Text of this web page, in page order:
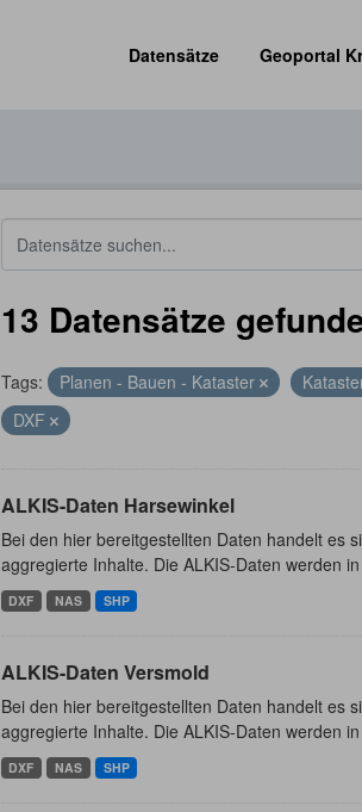
Datensätze
Geoportal
13 Datensätze
Tags: Planen - Bauen - Kataster
DXF
ALKIS-Daten Harsewinkel
Bei den hier bereitgestellten Daten handelt es
aggregierte Inhalte. Die ALKIS-Daten werden
DXF NAS SHP
ALKIS-Daten Versmold
Bei den hier bereitgestellten Daten handelt es
aggregierte Inhalte. Die ALKIS-Daten werden
DXF NAS SHP